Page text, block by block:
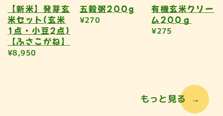
【新米】発芽玄
米セット(玄米
1点・小豆2点)
【ふさこがね】
¥8,950
五穀粥200g
¥270
有機玄米クリー
ム200ｇ
¥275
もっと見る